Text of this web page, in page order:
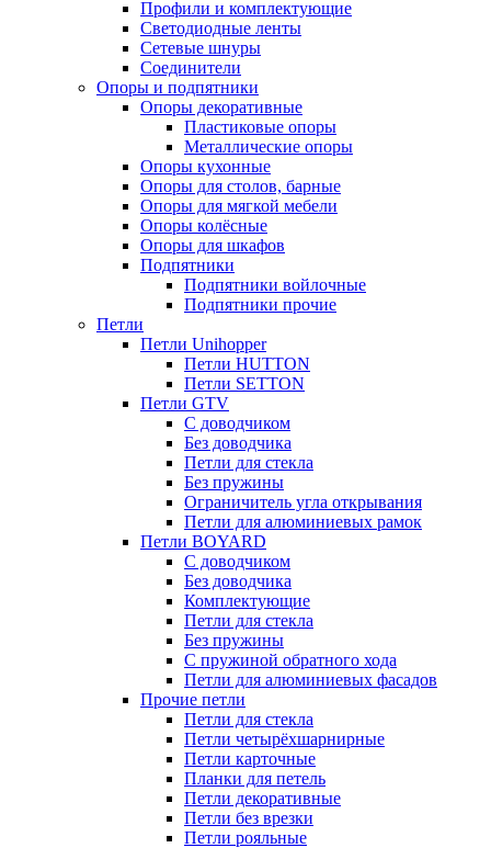
Профили и комплектующие
Светодиодные ленты
Сетевые шнуры
Соединители
Опоры и подпятники
Опоры декоративные
Пластиковые опоры
Металлические опоры
Опоры кухонные
Опоры для столов, барные
Опоры для мягкой мебели
Опоры колёсные
Опоры для шкафов
Подпятники
Подпятники войлочные
Подпятники прочие
Петли
Петли Unihopper
Петли HUTTON
Петли SETTON
Петли GTV
С доводчиком
Без доводчика
Петли для стекла
Без пружины
Ограничитель угла открывания
Петли для алюминиевых рамок
Петли BOYARD
С доводчиком
Без доводчика
Комплектующие
Петли для стекла
Без пружины
С пружиной обратного хода
Петли для алюминиевых фасадов
Прочие петли
Петли для стекла
Петли четырёхшарнирные
Петли карточные
Планки для петель
Петли декоративные
Петли без врезки
Петли рояльные